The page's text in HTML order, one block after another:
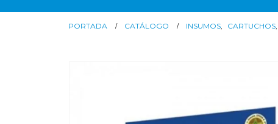
PORTADA CATÁLOGO INSUMOS, CARTUCHOS,